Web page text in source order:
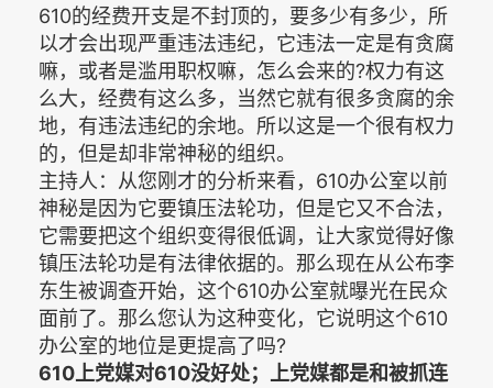
610的经费开支是不封顶的，要多少有多少，所
以才会出现严重违法违纪，它违法一定是有贪腐
嘛，或者是滥用职权嘛，怎么会来的?权力有这
么大，经费有这么多，当然它就有很多贪腐的余
地，有违法违纪的余地。所以这是一个很有权力
的，但是却非常神秘的组织。
主持人：从您刚才的分析来看，610办公室以前
神秘是因为它要镇压法轮功，但是它又不合法，
它需要把这个组织变得很低调，让大家觉得好像
镇压法轮功是有法律依据的。那么现在从公布李
东生被调查开始，这个610办公室就曝光在民众
面前了。那么您认为这种变化，它说明这个610
办公室的地位是更提高了吗?
610上党媒对610没好处；上党媒都是和被抓连